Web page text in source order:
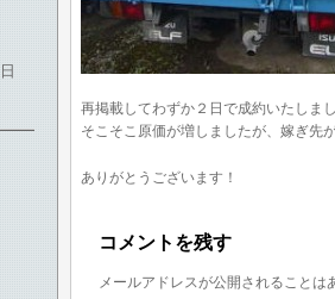
再掲載してわずか２日で成約いたしま
そこそこ原価が増しましたが、嫁ぎ先
ありがとうございます！
コメントを残す
メールアドレスが公開されることは